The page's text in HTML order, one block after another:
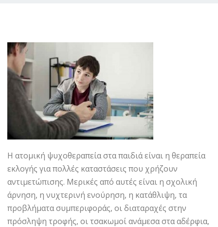
Η ατομική ψυχοθεραπεία στα παιδιά είναι η θεραπεία
εκλογής για πολλές καταστάσεις που χρήζουν
αντιμετώπισης. Μερικές από αυτές είναι η σχολική
άρνηση, η νυχτερινή ενούρηση, η κατάθλιψη, τα
προβλήματα συμπεριφοράς, οι διαταραχές στην
πρόσληψη τροφής, οι τσακωμοί ανάμεσα στα αδέρφια,